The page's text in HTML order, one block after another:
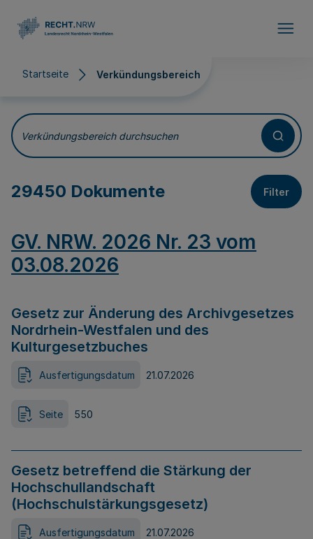
Startseite Verkündungsbereich
Verkündungsbereich
Verkündungsbereich durchsuchen
29450 Dokumente Filter
GV. NRW. 2026 Nr. 23 vom
03.08.2026
Gesetz zur Änderung des Archivgesetzes
Nordrhein-Westfalen und des
Kulturgesetzbuches
Ausfertigungsdatum 21.07.2026
Seite 550
Gesetz betreffend die Stärkung der
Hochschullandschaft
(Hochschulstärkungsgesetz)
Ausfertigungsdatum 21.07.2026